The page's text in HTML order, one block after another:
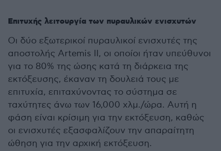
Επιτυχής λειτουργία των πυραυλικών ενισχυτών
Οι δύο εξωτερικοί πυραυλικοί ενισχυτές της
αποστολής Artemis II, οι οποίοι ήταν υπεύθυνοι
για το 80% της ώσης κατά τη διάρκεια της
εκτόξευσης, έκαναν τη δουλειά τους με
επιτυχία, επιταχύνοντας το σύστημα σε
ταχύτητες άνω των 16,000 χλμ./ώρα. Αυτή η
φάση είναι κρίσιμη για την εκτόξευση, καθώς
οι ενισχυτές εξασφαλίζουν την απαραίτητη
ώθηση για την αρχική εκτόξευση.